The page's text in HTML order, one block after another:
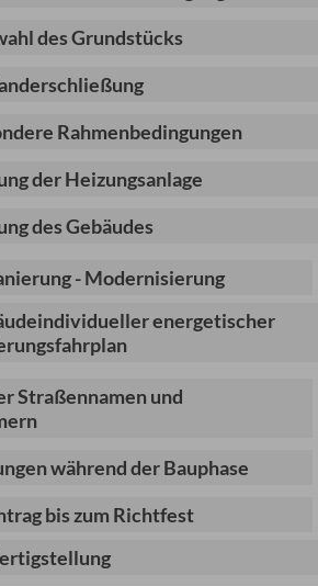
des Grundstücks
Rahmenbedingungen
der Heizungsanlage
des Gebäudes
- Modernisierung
energetischer
Straßennamen und
während der Bauphase
bis zum Richtfest